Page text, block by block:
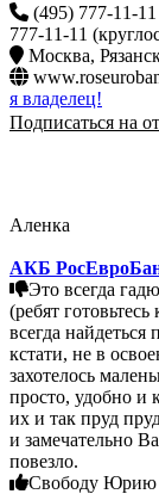
(495) 777-11-
777-11-11
Москва,
я владелец!
Подписаться на
Аленка
АКБ
Это всегда
(ребят готовьтесь к тому, что
всегда
кстати, не в
захотелось
просто, удобно и
их и так пруд
и замечательно
повезло.
Свободу Юрию